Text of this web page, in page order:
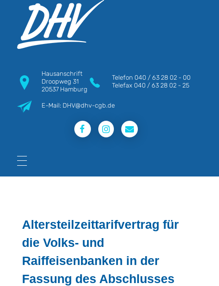
Hausanschrift
Droopweg 31
20537 Hamburg
Telefon 040 / 63 28 02 - 00
Telefax 040 / 63 28 02 - 25
E-Mail: DHV@dhv-cgb.de
Altersteilzeittarifvertrag für
die Volks- und
Raiffeisenbanken in der
Fassung des Abschlusses